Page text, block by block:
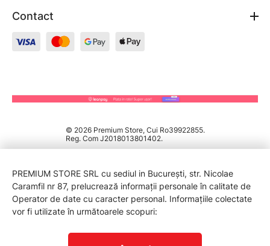
Contact
© 2026 Premium Store, Cui Ro39922855.
Reg. Com J2018013801402.
PREMIUM STORE SRL cu sediul in București, str. Nicolae
Caramfil nr 87, prelucrează informații personale în calitate de
Operator de date cu caracter personal. Informațiile colectate
vor fi utilizate în următoarele scopuri: